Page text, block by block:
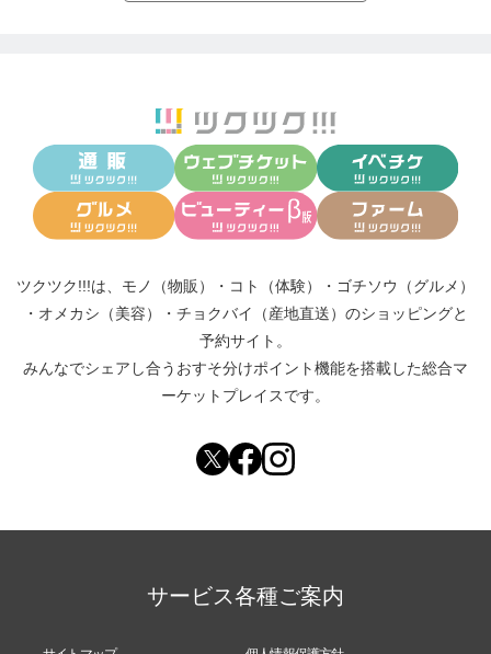
ツクツク!!!は、 モノ（物販） ・ コト（体験） ・ ゴチソウ（グルメ）
・ オメカシ（美容） ・ チョクバイ（産地直送） のショッピングと
予約サイト。
みんなでシェアし合う おすそ分けポイント機能を搭載した総合マ
ーケットプレイスです。
サービス各種ご案内